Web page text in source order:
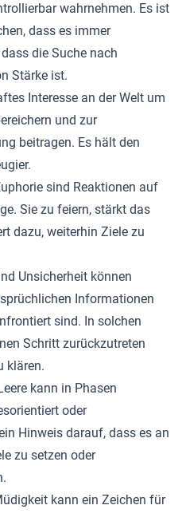
wahrnehmen. Es ist
dass es immer
die Suche nach
Stärke ist.
Interesse an der Welt um
und zur
beitragen. Es hält den
sind Reaktionen auf
Sie zu feiern, stärkt das
dazu, weiterhin Ziele zu
Unsicherheit können
Informationen
sind. In solchen
Schritt zurückzutreten
klären.
kann in Phasen
oder
Hinweis darauf, dass es an
zu setzen oder
kann ein Zeichen für